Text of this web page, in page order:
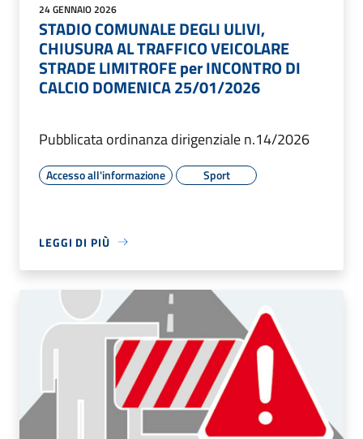
24 GENNAIO 2026
STADIO COMUNALE DEGLI ULIVI,
CHIUSURA AL TRAFFICO VEICOLARE
STRADE LIMITROFE per INCONTRO DI
CALCIO DOMENICA 25/01/2026
Pubblicata ordinanza dirigenziale n.14/2026
Accesso all'informazione Sport
LEGGI DI PIÙ